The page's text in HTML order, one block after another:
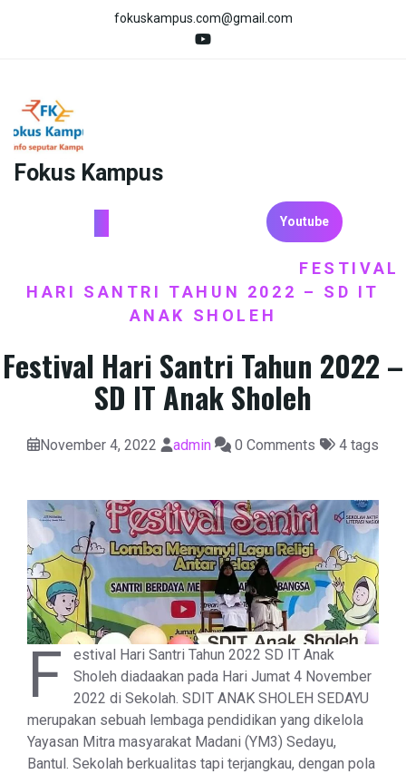
fokuskampus.com@gmail.com
Fokus Kampus
Youtube
FESTIVAL
HARI SANTRI TAHUN 2022 – SD IT
ANAK SHOLEH
Festival Hari Santri Tahun 2022 –
SD IT Anak Sholeh
November 4, 2022 admin 0 Comments 4 tags
F
estival Hari Santri Tahun 2022 SD IT Anak
Sholeh diadaakan pada Hari Jumat 4 November
2022 di Sekolah. SDIT ANAK SHOLEH SEDAYU
merupakan sebuah lembaga pendidikan yang dikelola
Yayasan Mitra masyarakat Madani (YM3) Sedayu,
Bantul. Sekolah berkualitas tapi terjangkau, dengan pola